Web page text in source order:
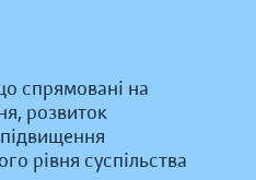
спрямовані на
розвиток
рівня суспільства